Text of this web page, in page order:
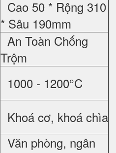
Cao 50 * Rộng 310
* Sâu 190mm
An Toàn Chống
Trộm
1000 - 1200°C
Khoá cơ, khoá chìa
Văn phòng, ngân